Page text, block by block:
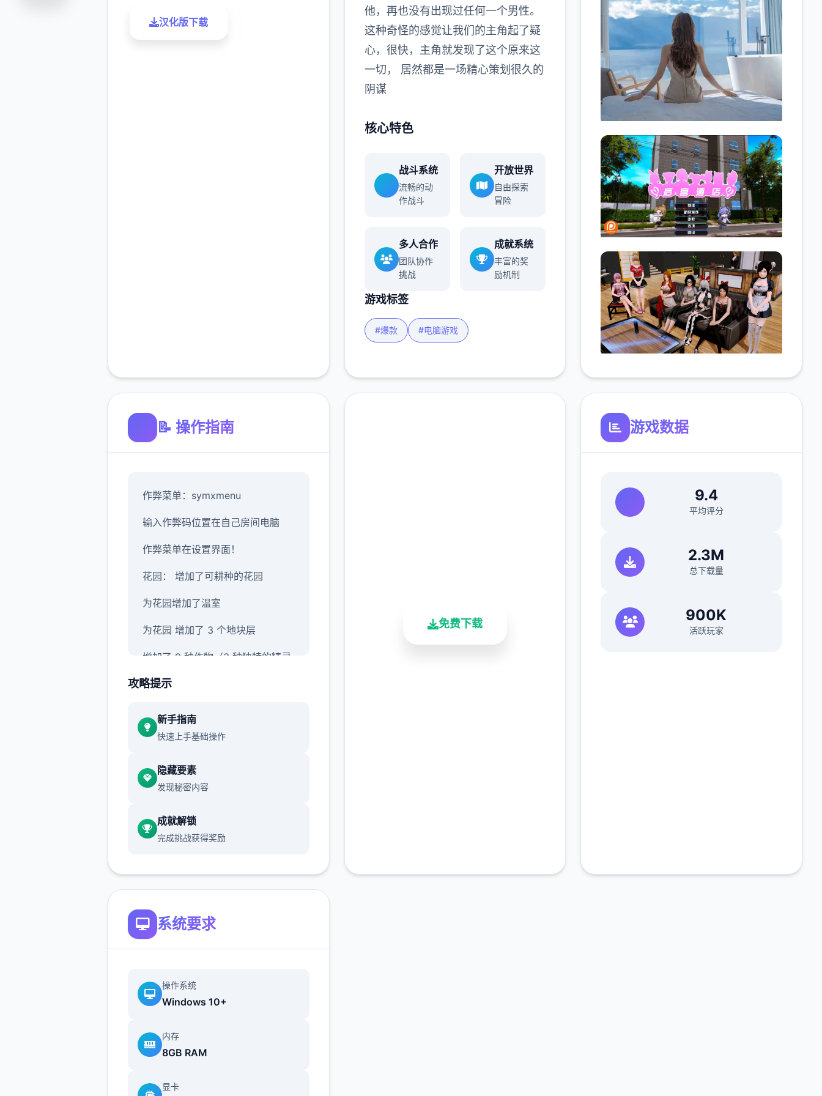
汉化版下载
他，再也没有出现过任何一个男性。
这种奇怪的感觉让我们的主角起了疑
心，很快，主角就发现了这个原来这
一切， 居然都是一场精心策划很久的
阴谋
核心特色
战斗系统
流畅的动
作战斗
开放世界
自由探索
冒险
多人合作
团队协作
挑战
成就系统
丰富的奖
励机制
游戏标签
#爆款 #电脑游戏
📝 操作指南
作弊菜单：symxmenu
输入作弊码位置在自己房间电脑
作弊菜单在设置界面！
花园： 增加了可耕种的花园
为花园增加了温室
为花园 增加了 3 个地块层
增加了 9 种作物（3 种独特的精灵
添加 Jin 作为园丁
探索内容：
增加了美食驱动迷你游戏
Jin： 5 个活动
攻略提示
新手指南
快速上手基础操作
隐藏要素
发现秘密内容
成就解锁
完成挑战获得奖励
免费下载
游戏数据
9.4
平均评分
2.3M
总下载量
900K
活跃玩家
系统要求
操作系统
Windows 10+
内存
8GB RAM
显卡